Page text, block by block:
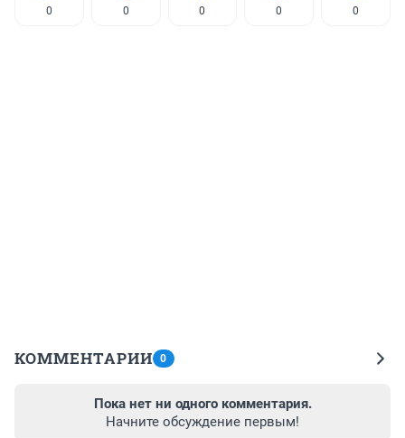
0 0 0 0 0
КОММЕНТАРИИ 0
Пока нет ни одного комментария.
Начните обсуждение первым!